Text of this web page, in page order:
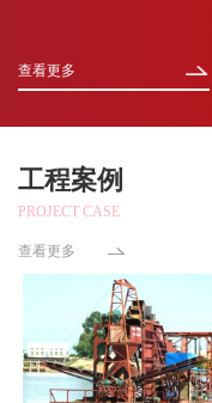
查看更多
工程案例
PROJECT CASE
查看更多